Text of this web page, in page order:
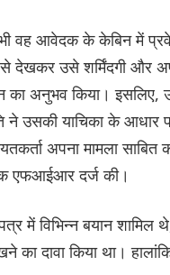
भी वह आवेदक के केबिन में
देखकर उसे शर्मिंदगी और
का अनुभव किया। इसलिए,
ने उसकी याचिका के आधार
अपना मामला
एफआईआर दर्ज की।
में विभिन्न बयान
दावा किया था।